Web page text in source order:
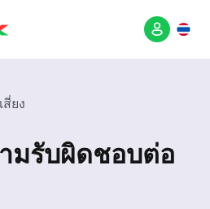
ยง
มรับผิดชอบต่อ